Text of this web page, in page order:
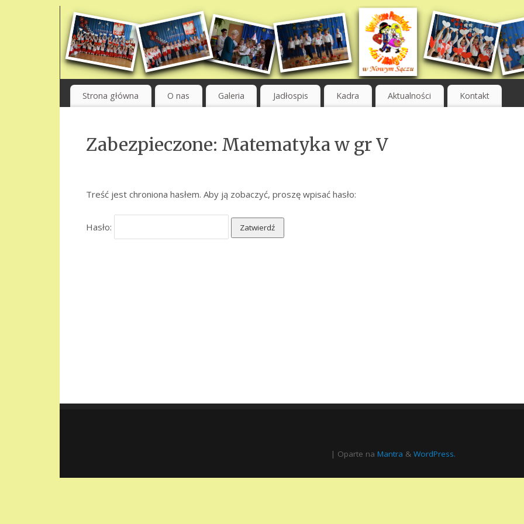
Strona główna O nas Galeria Jadłospis Kadra Aktualności Kontakt
Zabezpieczone: Matematyka w gr V
Treść jest chroniona hasłem. Aby ją zobaczyć, proszę wpisać hasło:
Hasło:
| Oparte na Mantra & WordPress.